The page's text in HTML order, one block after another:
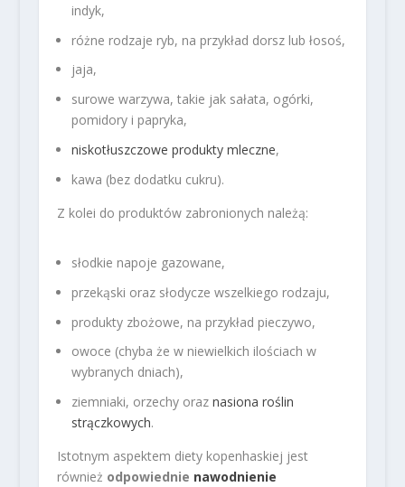
indyk,
różne rodzaje ryb, na przykład dorsz lub łosoś,
jaja,
surowe warzywa, takie jak sałata, ogórki,
pomidory i papryka,
niskotłuszczowe produkty mleczne,
kawa (bez dodatku cukru).
Z kolei do produktów zabronionych należą:
słodkie napoje gazowane,
przekąski oraz słodycze wszelkiego rodzaju,
produkty zbożowe, na przykład pieczywo,
owoce (chyba że w niewielkich ilościach w
wybranych dniach),
ziemniaki, orzechy oraz nasiona roślin
strączkowych.
Istotnym aspektem diety kopenhaskiej jest
również odpowiednie nawodnienie